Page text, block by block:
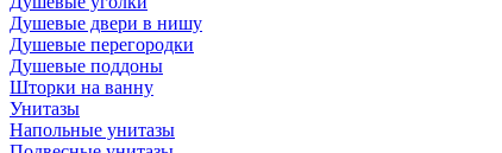
Душевые двери в нишу
Душевые перегородки
Душевые поддоны
Шторки на ванну
Унитазы
Напольные унитазы